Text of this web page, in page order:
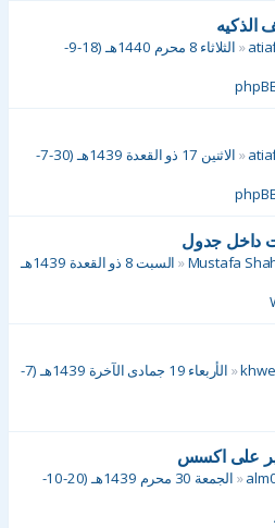
الذكيه
«
الثلاثاء 8 محرم 1440هـ (18-9-
«
الاثنين 17 ذو القعدة 1439هـ (30-7-
داخل جدول
Mustafa
«
السبت 8 ذو القعدة 1439هـ
«
الأربعاء 19 جمادى الآخرة 1439هـ (7-
على اكسس
«
الجمعة 30 محرم 1439هـ (20-10-